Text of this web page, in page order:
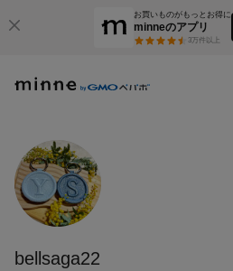
お買いものがもっとお得に
minneのアプリ
3万件以上
bellsaga22